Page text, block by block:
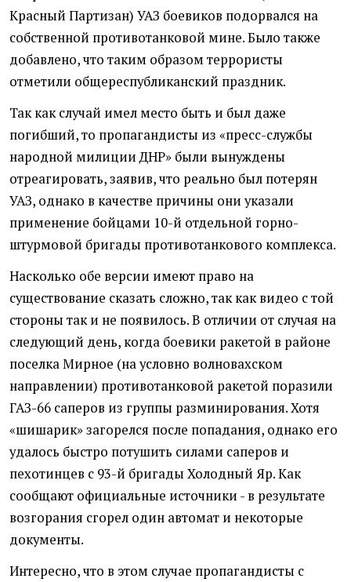
Красный Партизан) УАЗ боевиков подорвался на
собственной противотанковой мине. Было также
добавлено, что таким образом террористы
отметили общереспубликанский праздник.
Так как случай имел место быть и был даже
погибший, то пропагандисты из «пресс-службы
народной милиции ДНР» были вынуждены
отреагировать, заявив, что реально был потерян
УАЗ, однако в качестве причины они указали
применение бойцами 10-й отдельной горно-
штурмовой бригады противотанкового комплекса.
Насколько обе версии имеют право на
существование сказать сложно, так как видео с той
стороны так и не появилось. В отличии от случая на
следующий день, когда боевики ракетой в районе
поселка Мирное (на условно волновахском
направлении) противотанковой ракетой поразили
ГАЗ-66 саперов из группы разминирования. Хотя
«шишарик» загорелся после попадания, однако его
удалось быстро потушить силами саперов и
пехотинцев с 93-й бригады Холодный Яр. Как
сообщают официальные источники - в результате
возгорания сгорел один автомат и некоторые
документы.
Интересно, что в этом случае пропагандисты с